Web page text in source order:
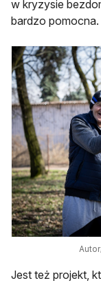
w kryzysie
bardzo pomocna.
Jest też projekt,